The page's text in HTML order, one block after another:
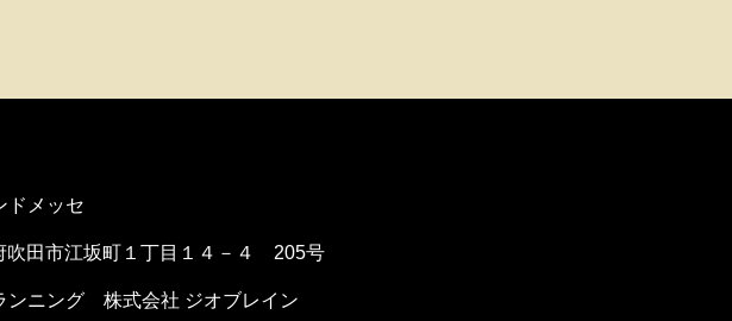
メッセ
吹田市江坂町１丁目１４－４ 205号
ンニング 株式会社 ジオブレイン